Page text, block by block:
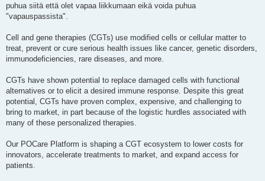
puhua siitä että olet vapaa liikkumaan eikä voida puhua
"vapauspassista".
Cell and gene therapies (CGTs) use modified cells or cellular matter to
treat, prevent or cure serious health issues like cancer, genetic disorders,
immunodeficiencies, rare diseases, and more.
CGTs have shown potential to replace damaged cells with functional
alternatives or to elicit a desired immune response. Despite this great
potential, CGTs have proven complex, expensive, and challenging to
bring to market, in part because of the logistic hurdles associated with
many of these personalized therapies.
Our POCare Platform is shaping a CGT ecosystem to lower costs for
innovators, accelerate treatments to market, and expand access for
patients.